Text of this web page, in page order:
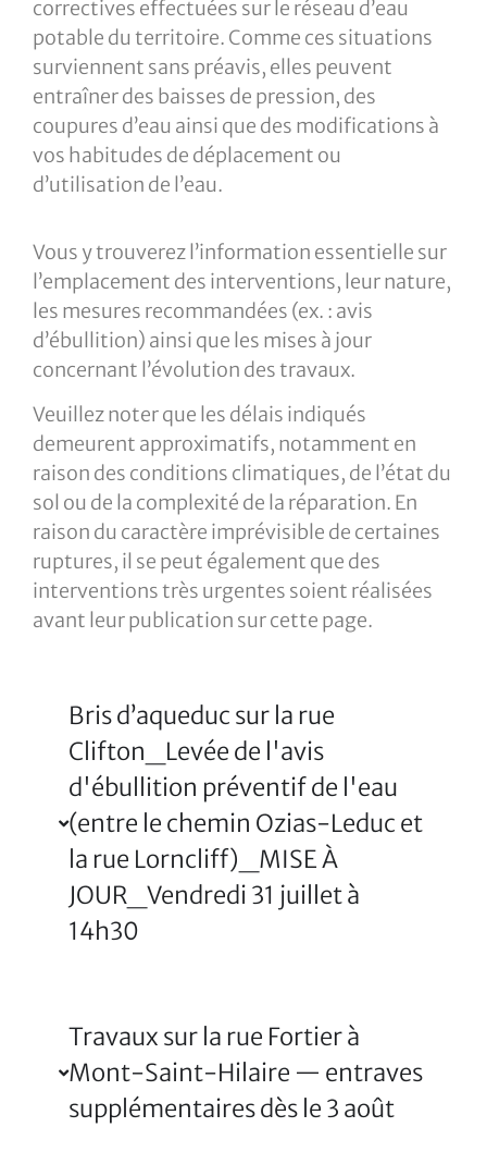
correctives effectuées sur le réseau d’eau
potable du territoire. Comme ces situations
surviennent sans préavis, elles peuvent
entraîner des baisses de pression, des
coupures d’eau ainsi que des modifications à
vos habitudes de déplacement ou
d’utilisation de l’eau.
Vous y trouverez l’information essentielle sur
l’emplacement des interventions, leur nature,
les mesures recommandées (ex. : avis
d’ébullition) ainsi que les mises à jour
concernant l’évolution des travaux.
Veuillez noter que les délais indiqués
demeurent approximatifs, notamment en
raison des conditions climatiques, de l’état du
sol ou de la complexité de la réparation. En
raison du caractère imprévisible de certaines
ruptures, il se peut également que des
interventions très urgentes soient réalisées
avant leur publication sur cette page.
Bris d’aqueduc sur la rue
Clifton_Levée de l'avis
d'ébullition préventif de l'eau
(entre le chemin Ozias-Leduc et
la rue Lorncliff)_MISE À
JOUR_Vendredi 31 juillet à
14h30
Travaux sur la rue Fortier à
Mont-Saint-Hilaire — entraves
supplémentaires dès le 3 août